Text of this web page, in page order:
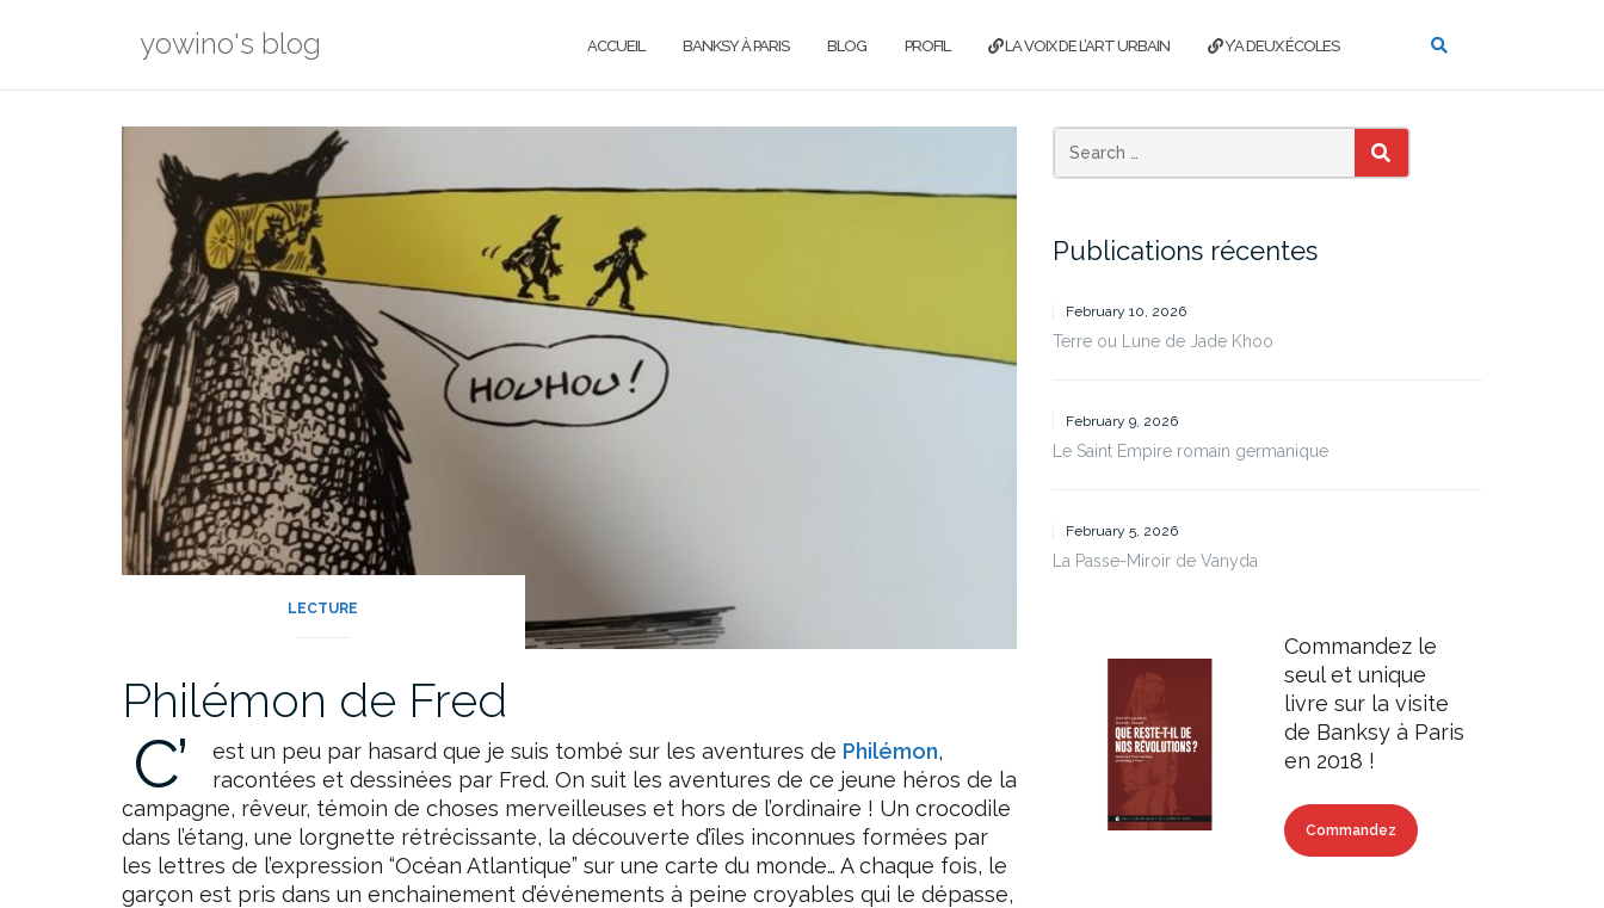
yowino's blog ACCUEIL BANKSY À PARIS BLOG PROFIL LA VOIX DE L’ART URBAIN Y’A DEUX ÉCOLES
LECTURE
Philémon de Fred
C’ est un peu par hasard que je suis tombé sur les aventures de Philémon,
racontées et dessinées par Fred. On suit les aventures de ce jeune héros de la
campagne, rêveur, témoin de choses merveilleuses et hors de l’ordinaire ! Un crocodile
dans l’étang, une lorgnette rétrécissante, la découverte d’îles inconnues formées par
les lettres de l’expression “Océan Atlantique” sur une carte du monde… A chaque fois, le
garçon est pris dans un enchainement d’événements à peine croyables qui le dépasse,
SEARCH
Publications récentes
February 10, 2026
Terre ou Lune de Jade Khoo
February 9, 2026
Le Saint Empire romain germanique
February 5, 2026
La Passe-Miroir de Vanyda
Commandez le
seul et unique
livre sur la visite
de Banksy à Paris
en 2018 !
Commandez